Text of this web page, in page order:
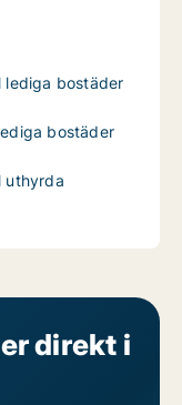
lediga bostäder
bostäder
uthyrda
direkt i